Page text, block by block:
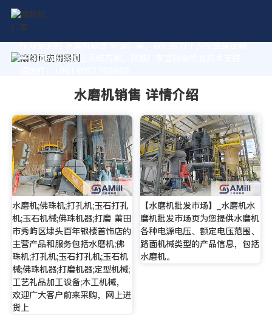
作为专业的 水磨机销售 制造厂家，我们致力于为您量身定制
高价值的粉体加工系统方案。获取厂家直销报价及技术支持，
水磨机销售 详情介绍
水磨机;佛珠机;打孔机;玉石打孔
机;玉石机械;佛珠机器;打磨 莆田
市秀屿区埭头百年银楼首饰店的
主营产品和服务包括水磨机;佛
珠机;打孔机;玉石打孔机;玉石机
械;佛珠机器;打磨机器;定型机械;
工艺礼品加工设备;木工机械，
欢迎广大客户前来采购，网上进
货上
【水磨机批发市场】_水磨机水
磨机批发市场页为您提供水磨机
各种电源电压、额定电压范围、
路面机械类型的产品信息，包括
水磨机。